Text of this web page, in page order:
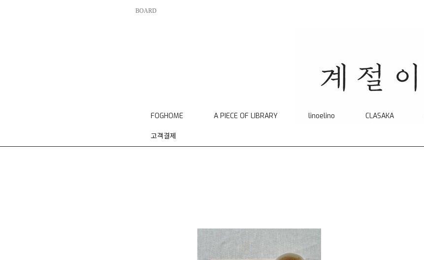
BOARD
FOGHOME A PIECE OF LIBRARY linoelino CLASAKA
고객결제